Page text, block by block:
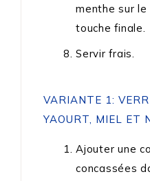
menthe sur
touche finale.
Servir frais.
VARIANTE 1:
YAOURT, MIEL ET
Ajouter une
concassées